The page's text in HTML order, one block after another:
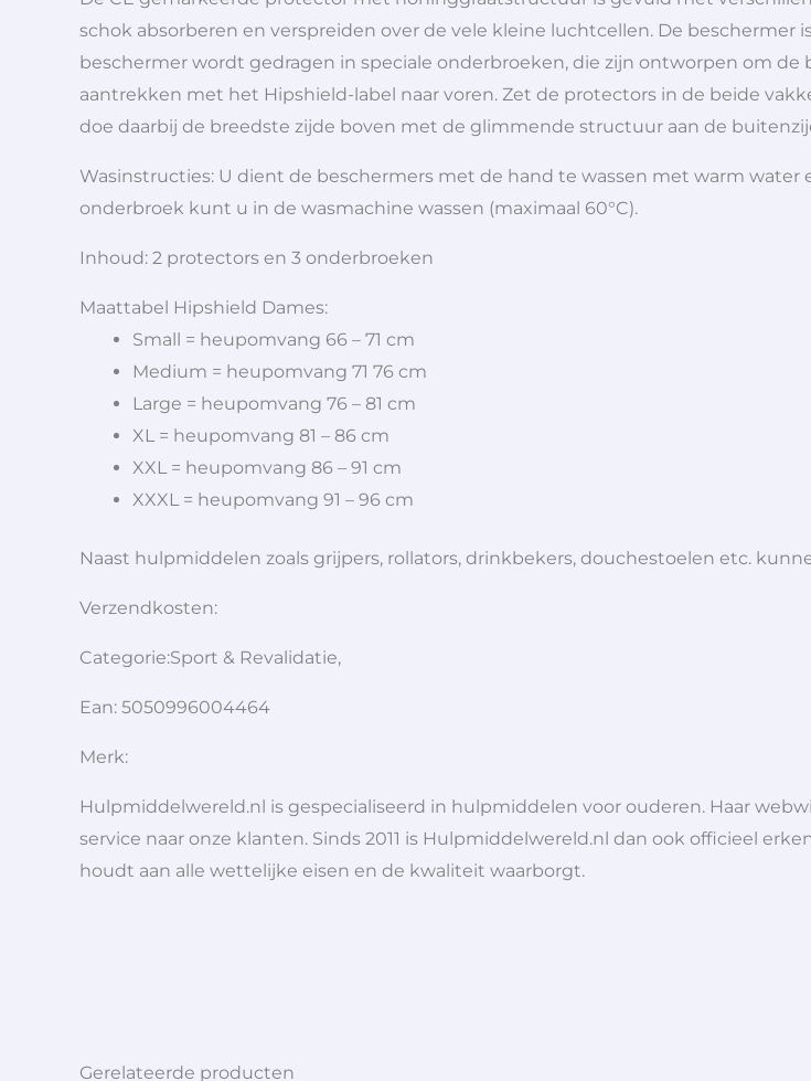
schok absorberen en verspreiden over de vele kleine luchtcellen. De
beschermer wordt gedragen in speciale onderbroeken, die zijn ontworpen om
aantrekken met het Hipshield-label naar voren. Zet de protectors in de beide
doe daarbij de breedste zijde boven met de glimmende structuur aan de
Wasinstructies: U dient de beschermers met de hand te wassen met warm water
onderbroek kunt u in de wasmachine wassen (maximaal 60°C).
Inhoud: 2 protectors en 3 onderbroeken
Maattabel Hipshield Dames:
Small = heupomvang 66 – 71 cm
Medium = heupomvang 71 76 cm
Large = heupomvang 76 – 81 cm
XL = heupomvang 81 – 86 cm
XXL = heupomvang 86 – 91 cm
XXXL = heupomvang 91 – 96 cm
Naast hulpmiddelen zoals grijpers, rollators, drinkbekers, douchestoelen etc.
Verzendkosten:
Categorie:Sport & Revalidatie,
Ean: 5050996004464
Merk:
Hulpmiddelwereld.nl is gespecialiseerd in hulpmiddelen voor ouderen. Haar
service naar onze klanten. Sinds 2011 is Hulpmiddelwereld.nl dan ook officieel
houdt aan alle wettelijke eisen en de kwaliteit waarborgt.
Gerelateerde producten